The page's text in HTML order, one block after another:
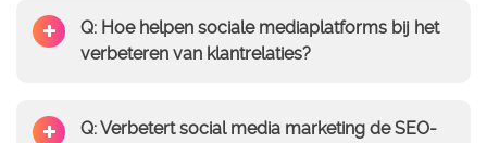
Q: Hoe helpen sociale mediaplatforms bij het
verbeteren van klantrelaties?
Q: Verbetert social media marketing de SEO-